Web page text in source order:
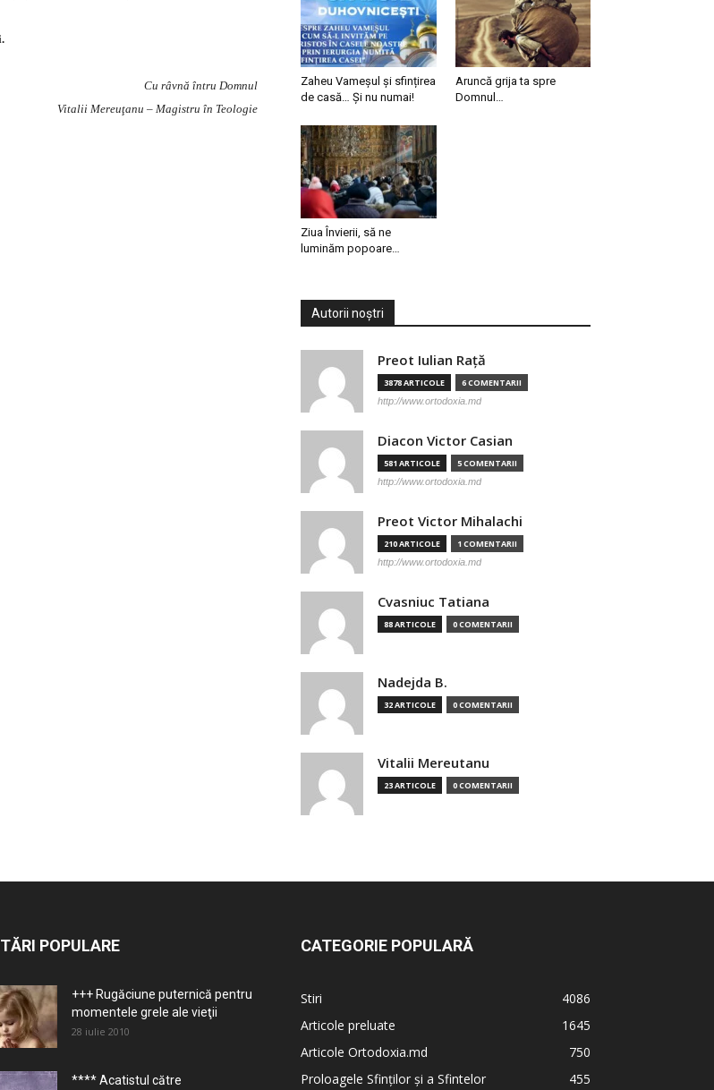
Cu râvnă întru Domnul
Vitalii Mereuţanu – Magistru în Teologie
Zaheu Vameșul și sfințirea
de casă… Și nu numai!
Aruncă grija ta spre
Domnul…
Ziua Învierii, să ne
luminăm popoare…
Autorii noștri
Preot Iulian Raţă
3878 ARTICOLE 6 COMENTARII
http://www.ortodoxia.md
Diacon Victor Casian
581 ARTICOLE 5 COMENTARII
http://www.ortodoxia.md
Preot Victor Mihalachi
210 ARTICOLE 1 COMENTARII
http://www.ortodoxia.md
Cvasniuc Tatiana
88 ARTICOLE 0 COMENTARII
Nadejda B.
32 ARTICOLE 0 COMENTARII
Vitalii Mereutanu
23 ARTICOLE 0 COMENTARII
POPULARE
+++ Rugăciune puternică pentru
momentele grele ale vieţii
28 iulie 2010
**** Acatistul către
CATEGORIE POPULARĂ
Stiri
4086
Articole preluate
1645
Articole Ortodoxia.md
750
Proloagele Sfinților și a Sfintelor
455